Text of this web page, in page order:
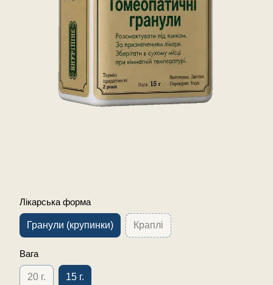
Лікарська форма
Гранули (крупинки) Краплі
Вага
20 г. 15 г.